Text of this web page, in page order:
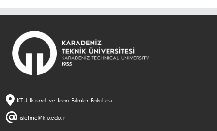
KTÜ İktisadi ve İdari Bilimler Fakültesi
isletme@ktu.edu.tr